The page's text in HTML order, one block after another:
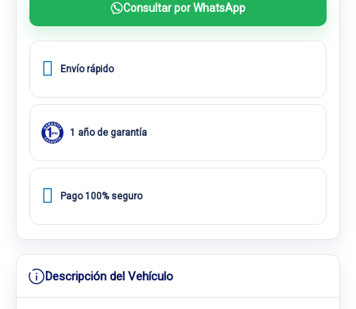
Consultar por WhatsApp
Envío rápido
1 año de garantía
Pago 100% seguro
Descripción del Vehículo